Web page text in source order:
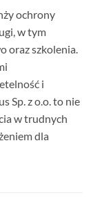
ochrony
w tym
oraz szkolenia.
i
Sp. z o.o. to nie
w trudnych
dla